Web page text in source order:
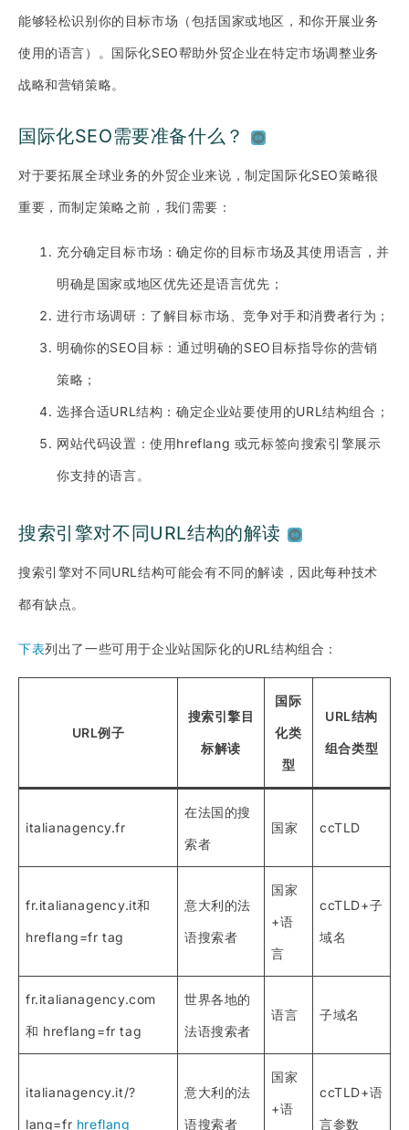
能够轻松识别你的目标市场（包括国家或地区，和你开展业务
使用的语言）。国际化SEO帮助外贸企业在特定市场调整业务
战略和营销策略。
国际化SEO需要准备什么？
对于要拓展全球业务的外贸企业来说，制定国际化SEO策略很
重要，而制定策略之前，我们需要：
充分确定目标市场：确定你的目标市场及其使用语言，并
明确是国家或地区优先还是语言优先；
进行市场调研：了解目标市场、竞争对手和消费者行为；
明确你的SEO目标：通过明确的SEO目标指导你的营销
策略；
选择合适URL结构：确定企业站要使用的URL结构组合；
网站代码设置：使用hreflang 或元标签向搜索引擎展示
你支持的语言。
搜索引擎对不同URL结构的解读
搜索引擎对不同URL结构可能会有不同的解读，因此每种技术
都有缺点。
下表列出了一些可用于企业站国际化的URL结构组合：
URL例子
搜索引擎目
标解读
国际
化类
型
URL结构
组合类型
italianagency.fr
在法国的搜
索者
国家 ccTLD
fr.italianagency.it和
hreflang=fr tag
意大利的法
语搜索者
国家
+语
言
ccTLD+子
域名
fr.italianagency.com
和 hreflang=fr tag
世界各地的
法语搜索者
语言 子域名
italianagency.it/?
lang=fr hreflang
意大利的法
语搜索者
国家
+语
ccTLD+语
言参数